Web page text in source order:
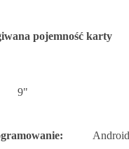
pojemność karty
9"